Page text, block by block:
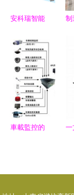
安科瑞智能
集成實時監
測與遠程控
制，引領新
型電力系統
智能控制新
篇章
制
車載監控的
一